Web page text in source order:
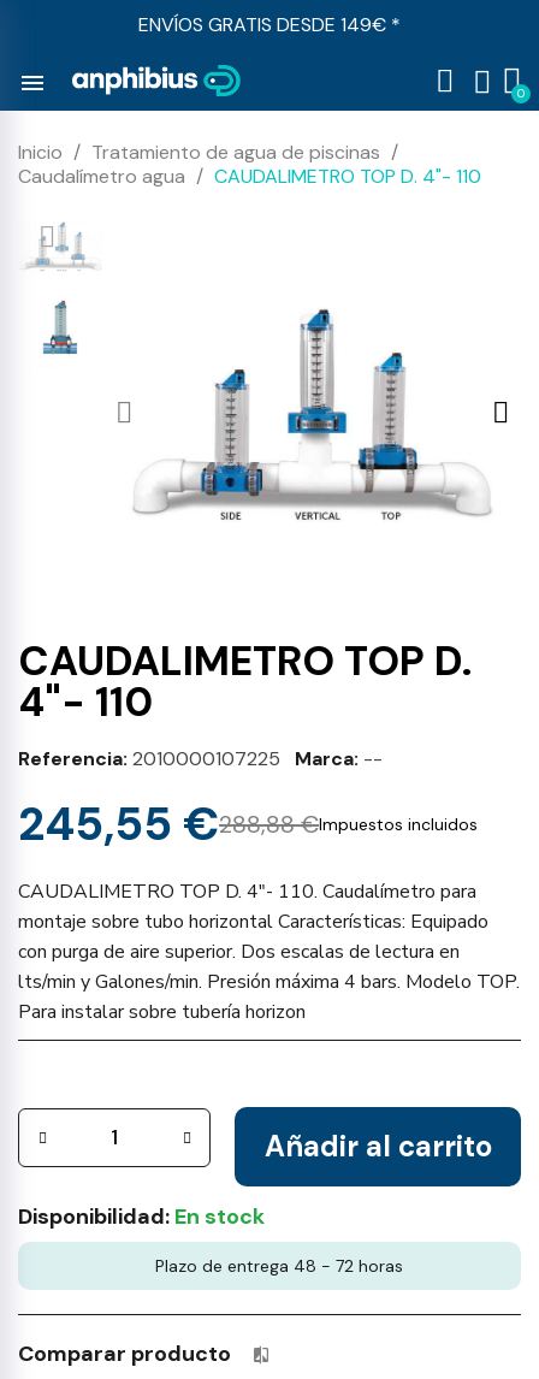
ENVÍOS GRATIS DESDE 149€ *
menu
Inicio
Tratamiento de agua de piscinas
Caudalímetro agua
CAUDALIMETRO TOP D. 4"- 110
CAUDALIMETRO TOP D.
4"- 110
Referencia 2010000107225 Marca --
288,88 €
245,55 € Impuestos incluidos
CAUDALIMETRO TOP D. 4"- 110. Caudalímetro para
montaje sobre tubo horizontal Características: Equipado
con purga de aire superior. Dos escalas de lectura en
lts/min y Galones/min. Presión máxima 4 bars. Modelo TOP.
Para instalar sobre tubería horizon
Añadir al carrito
Disponibilidad: En stock
Plazo de entrega 48 - 72 horas
Comparar producto Productos incluidos en tu lista